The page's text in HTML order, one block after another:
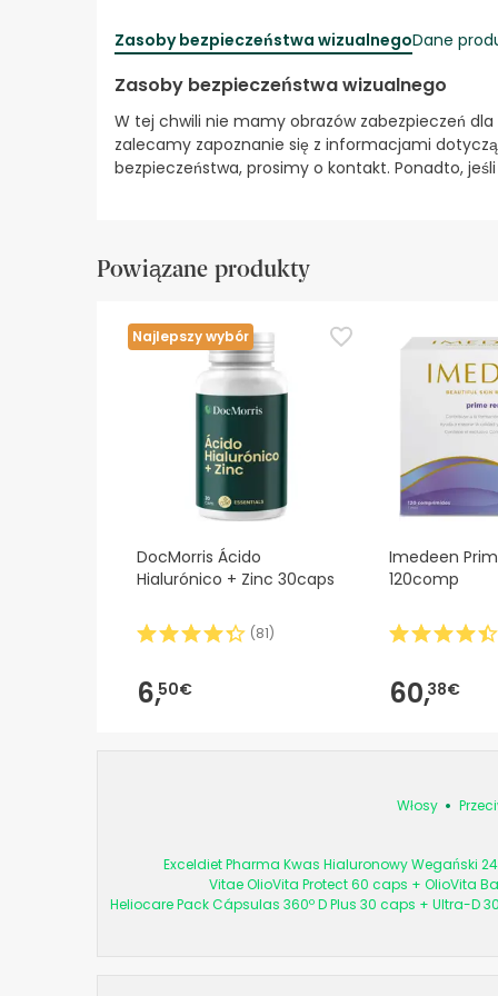
Zasoby bezpieczeństwa wizualnegoDane
Zasoby bezpieczeństwa wizualnego
W tej chwili nie mamy obrazów zabezpieczeń
zalecamy zapoznanie się z informacjami
bezpieczeństwa, prosimy o kontakt. Ponadto,
Powiązane produkty
Najlepszy wybór
DocMorris Ácido
Hialurónico + Zinc 30caps
(81)
6,50€
Imedeen
120comp
60,38€
Włosy
Exceldiet Pharma Kwas Hialuronowy Wegański
Vitae OlioVita Protect 60 caps + OlioVita
Heliocare Pack Cápsulas 360º D Plus 30 caps + Ultra-D